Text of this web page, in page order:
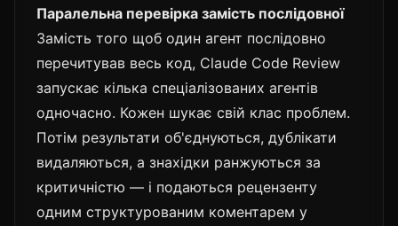
Паралельна перевірка замість послідовної
Замість того щоб один агент послідовно
перечитував весь код, Claude Code Review
запускає кілька спеціалізованих агентів
одночасно. Кожен шукає свій клас проблем.
Потім результати об'єднуються, дублікати
видаляються, а знахідки ранжуються за
критичністю — і подаються рецензенту
одним структурованим коментарем у